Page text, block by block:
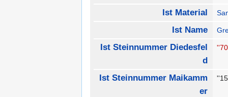
Ist Material
Ist Name
Ist Steinnummer Diedesfel
d
Ist Steinnummer Maikamm
er